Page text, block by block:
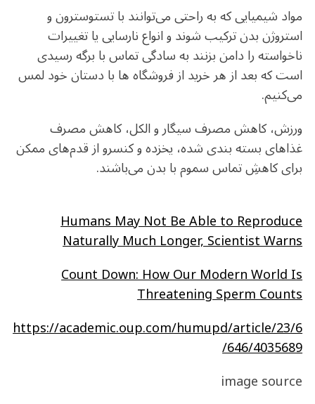
مواد شیمیایی که به راحتی می‌توانند با تستوسترون و
استروژن بدن ترکیب شوند و انواع نارسایی یا تغییرات
ناخواسته را دامن بزنند به سادگی تماس با برگه رسیدی
است که بعد از هر خرید از فروشگاه ها با دستان خود لمس
می‌کنیم.
ورزش، کاهش مصرف سیگار و الکل، کاهش مصرف
غذاهای بسته بندی شده، یخزده و کنسرو از قدم‌های ممکن
برای کاهشِ تماس سموم با بدن می‌باشند.
Humans May Not Be Able to Reproduce
Naturally Much Longer, Scientist Warns
Count Down: How Our Modern World Is
Threatening Sperm Counts
https://academic.oup.com/humupd/article/23/6
/646/4035689
image source